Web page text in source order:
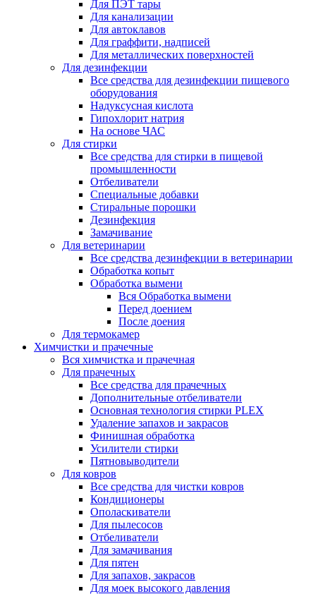
Для ПЭТ тары
Для канализации
Для автоклавов
Для граффити, надписей
Для металлических поверхностей
Для дезинфекции
Все средства для дезинфекции пищевого
оборудования
Надуксусная кислота
Гипохлорит натрия
На основе ЧАС
Для стирки
Все средства для стирки в пищевой
промышленности
Отбеливатели
Специальные добавки
Стиральные порошки
Дезинфекция
Замачивание
Для ветеринарии
Все средства дезинфекции в ветеринарии
Обработка копыт
Обработка вымени
Вся Обработка вымени
Перед доением
После доения
Для термокамер
Химчистки и прачечные
Вся химчистка и прачечная
Для прачечных
Все средства для прачечных
Дополнительные отбеливатели
Основная технология стирки PLEX
Удаление запахов и закрасов
Финишная обработка
Усилители стирки
Пятновыводители
Для ковров
Все средства для чистки ковров
Кондиционеры
Ополаскиватели
Для пылесосов
Отбеливатели
Для замачивания
Для пятен
Для запахов, закрасов
Для моек высокого давления